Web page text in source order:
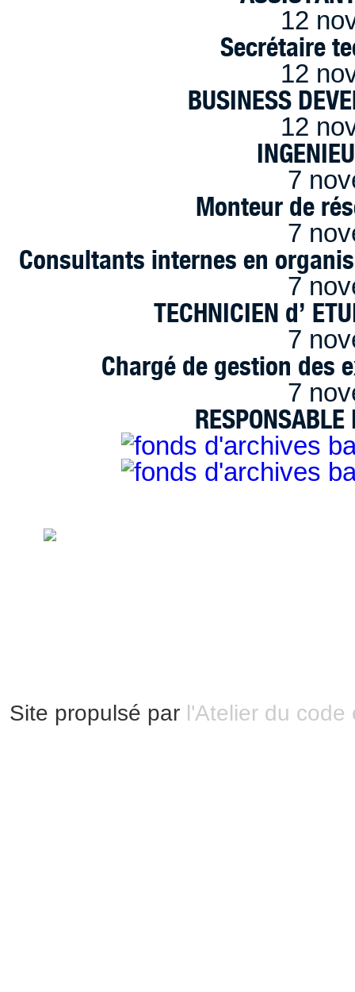
12
Secrétaire
12
BUSINESS
12
7
Monteur de
7
Consultants internes en
7
TECHNICIEN d’
7
Chargé de gestion des
7
Site propulsé par l'Atelier du